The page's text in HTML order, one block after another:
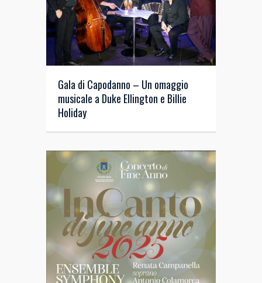
Gala di Capodanno – Un omaggio
musicale a Duke Ellington e Billie
Holiday